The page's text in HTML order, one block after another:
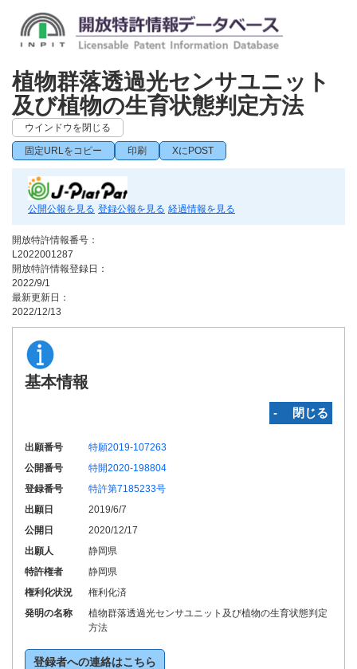
植物群落透過光センサユニット
及び植物の生育状態判定方法
ウインドウを閉じる
固定URLをコピー 印刷 XにPOST
公開公報を見る 登録公報を見る 経過情報を見る
開放特許情報番号：
L2022001287
開放特許情報登録日：
2022/9/1
最新更新日：
2022/12/13
基本情報
‐ 閉じる
出願番号
特願2019-107263
公開番号
特開2020-198804
登録番号
特許第7185233号
出願日
2019/6/7
公開日
2020/12/17
出願人
静岡県
特許権者
静岡県
権利化状況
権利化済
発明の名称
植物群落透過光センサユニット及び植物の生育状態判定
方法
登録者への連絡はこちら